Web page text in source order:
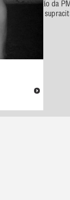
guarnição da
na data